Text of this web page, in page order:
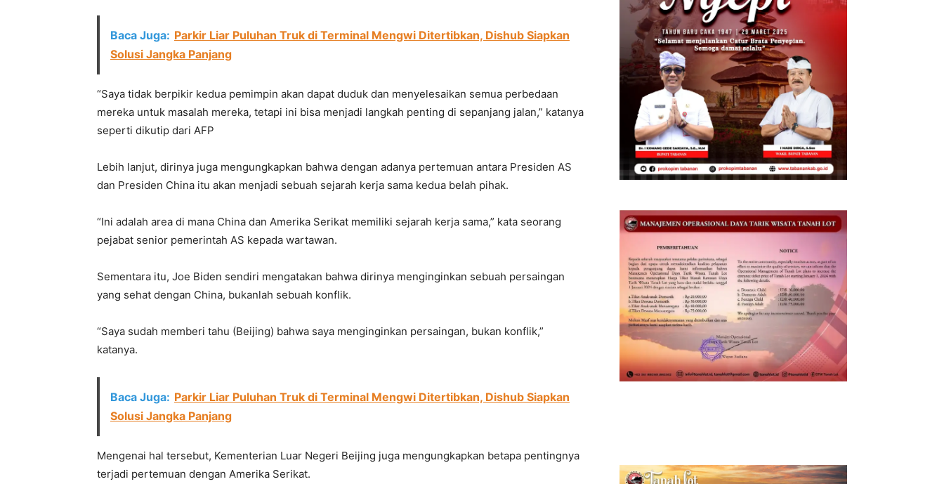
Baca Juga: Parkir Liar Puluhan Truk di Terminal Mengwi Ditertibkan, Dishub Siapkan
Solusi Jangka Panjang
“Saya tidak berpikir kedua pemimpin akan dapat duduk dan menyelesaikan semua perbedaan
mereka untuk masalah mereka, tetapi ini bisa menjadi langkah penting di sepanjang jalan,” katanya
seperti dikutip dari AFP
Lebih lanjut, dirinya juga mengungkapkan bahwa dengan adanya pertemuan antara Presiden AS
dan Presiden China itu akan menjadi sebuah sejarah kerja sama kedua belah pihak.
“Ini adalah area di mana China dan Amerika Serikat memiliki sejarah kerja sama,” kata seorang
pejabat senior pemerintah AS kepada wartawan.
Sementara itu, Joe Biden sendiri mengatakan bahwa dirinya menginginkan sebuah persaingan
yang sehat dengan China, bukanlah sebuah konflik.
“Saya sudah memberi tahu (Beijing) bahwa saya menginginkan persaingan, bukan konflik,”
katanya.
Baca Juga: Parkir Liar Puluhan Truk di Terminal Mengwi Ditertibkan, Dishub Siapkan
Solusi Jangka Panjang
Mengenai hal tersebut, Kementerian Luar Negeri Beijing juga mengungkapkan betapa pentingnya
terjadi pertemuan dengan Amerika Serikat.